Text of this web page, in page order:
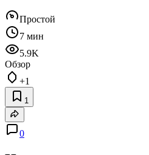
Простой
7 мин
5.9K
Обзор
+1
1
0